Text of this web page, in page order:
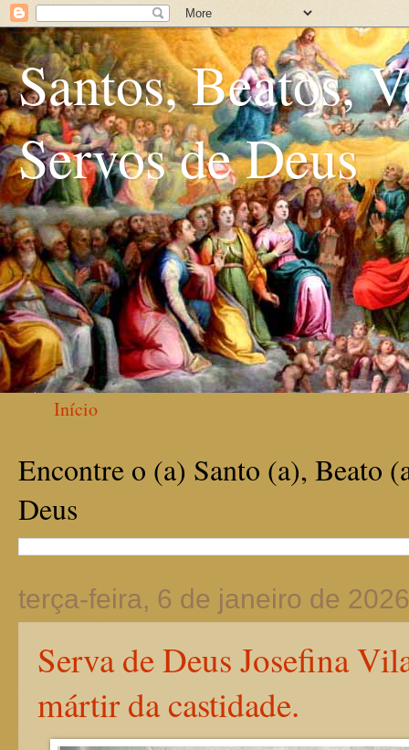
Santos, Beatos,
Servos de Deus
Início
Encontre o (a) Santo (a), Beato
Deus
terça-feira, 6 de janeiro de 2026
Serva de Deus Josefina
mártir da castidade.